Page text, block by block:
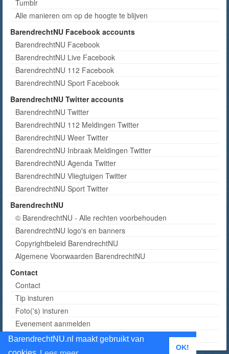
BarendrechtNU.nl maakt gebruikt van
OK!
Tumblr
Alle manieren om op de hoogte te blijven
BarendrechtNU Facebook accounts
BarendrechtNU Facebook
BarendrechtNU Live Facebook
BarendrechtNU 112 Facebook
BarendrechtNU Sport Facebook
BarendrechtNU Twitter accounts
BarendrechtNU Twitter
BarendrechtNU 112 Meldingen Twitter
BarendrechtNU Weer Twitter
BarendrechtNU Inbraak Meldingen Twitter
BarendrechtNU Agenda Twitter
BarendrechtNU Vliegtuigen Twitter
BarendrechtNU Sport Twitter
BarendrechtNU
© BarendrechtNU - Alle rechten voorbehouden
BarendrechtNU logo's en banners
Copyrightbeleid BarendrechtNU
Algemene Voorwaarden BarendrechtNU
Contact
Contact
Tip insturen
Foto('s) insturen
Evenement aanmelden
Informatie aanvragen adverteren